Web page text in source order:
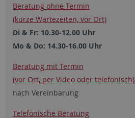
Beratung ohne Termin
(kurze Wartezeiten, vor Ort)
Di & Fr: 10.30-12.00 Uhr
Mo & Do: 14.30-16.00 Uhr
Beratung mit Termin
(vor Ort, per Video oder ­telefonisch)
nach Vereinbarung
Telefonische Beratung